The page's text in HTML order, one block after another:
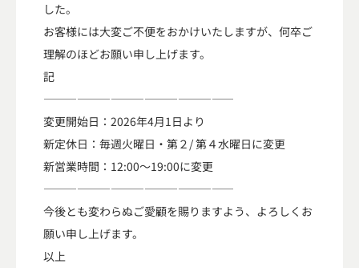
した。
お客様には大変ご不便をおかけいたしますが、何卒ご
理解のほどお願い申し上げます。
記
—————————————————
変更開始日：2026年4月1日より
新定休日：毎週火曜日・第２/ 第４水曜日に変更
新営業時間：12:00〜19:00に変更
—————————————————
今後とも変わらぬご愛顧を賜りますよう、よろしくお
願い申し上げます。
以上